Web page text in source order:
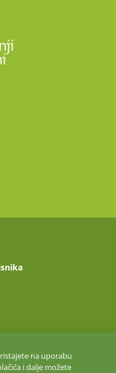
na uporabu
i dalje možete